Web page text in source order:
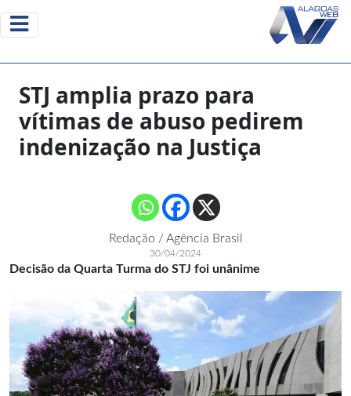
STJ amplia prazo para
vítimas de abuso pedirem
indenização na Justiça
Redação / Agência Brasil
30/04/2024
Decisão da Quarta Turma do STJ foi unânime